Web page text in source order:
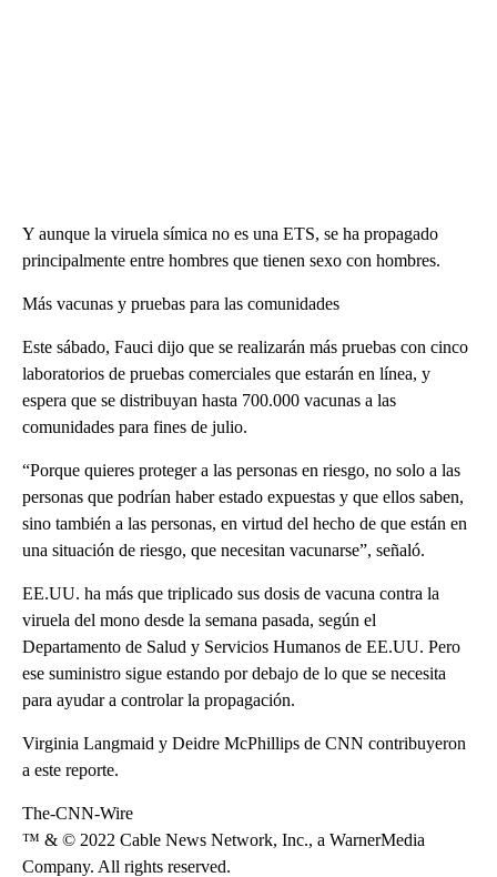
Y aunque la viruela símica no es una ETS, se ha propagado
principalmente entre hombres que tienen sexo con hombres.
Más vacunas y pruebas para las comunidades
Este sábado, Fauci dijo que se realizarán más pruebas con cinco
laboratorios de pruebas comerciales que estarán en línea, y
espera que se distribuyan hasta 700.000 vacunas a las
comunidades para fines de julio.
“Porque quieres proteger a las personas en riesgo, no solo a las
personas que podrían haber estado expuestas y que ellos saben,
sino también a las personas, en virtud del hecho de que están en
una situación de riesgo, que necesitan vacunarse”, señaló.
EE.UU. ha más que triplicado sus dosis de vacuna contra la
viruela del mono desde la semana pasada, según el
Departamento de Salud y Servicios Humanos de EE.UU. Pero
ese suministro sigue estando por debajo de lo que se necesita
para ayudar a controlar la propagación.
Virginia Langmaid y Deidre McPhillips de CNN contribuyeron
a este reporte.
The-CNN-Wire
™ & © 2022 Cable News Network, Inc., a WarnerMedia
Company. All rights reserved.